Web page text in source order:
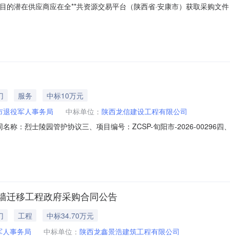
的潜在供应商应在全**共资源交易平台（陕西省·安康市）获取采购文
元合同包最高限价：3,764,735.35元品目号品目名称采购标的
服务
中标10万元
退役军人事务局 中标单位： 陕西龙信建设工程有限公司
称：烈士陵园管护协议三、项目编号：ZCSP-旬阳市-2026-00296四
名称：烈士陵园2025年1月至12月管护规格型号（或服务要求）：详
迁移工程政府采购合同公告
工程
中标34.70万元
人事务局 中标单位： 陕西龙鑫景浩建筑工程有限公司